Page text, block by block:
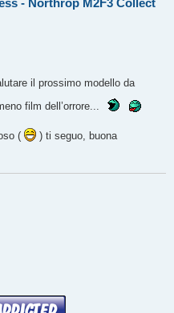
- Northrop M2F3 Collect
il prossimo modello da
film dell’orrore...
(
) ti seguo, buona